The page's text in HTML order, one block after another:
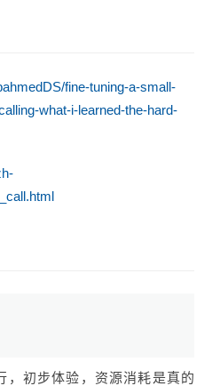
fine-tuning-a-small-
what-i-learned-the-hard-
，初步体验，资源消耗是真的